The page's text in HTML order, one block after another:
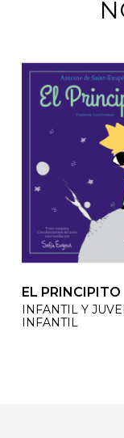
EL PRINCIPITO
INFANTIL Y
INFANTIL